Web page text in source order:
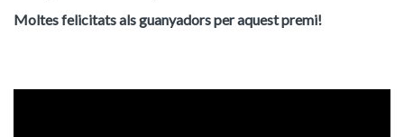
Moltes felicitats als guanyadors per aquest premi!